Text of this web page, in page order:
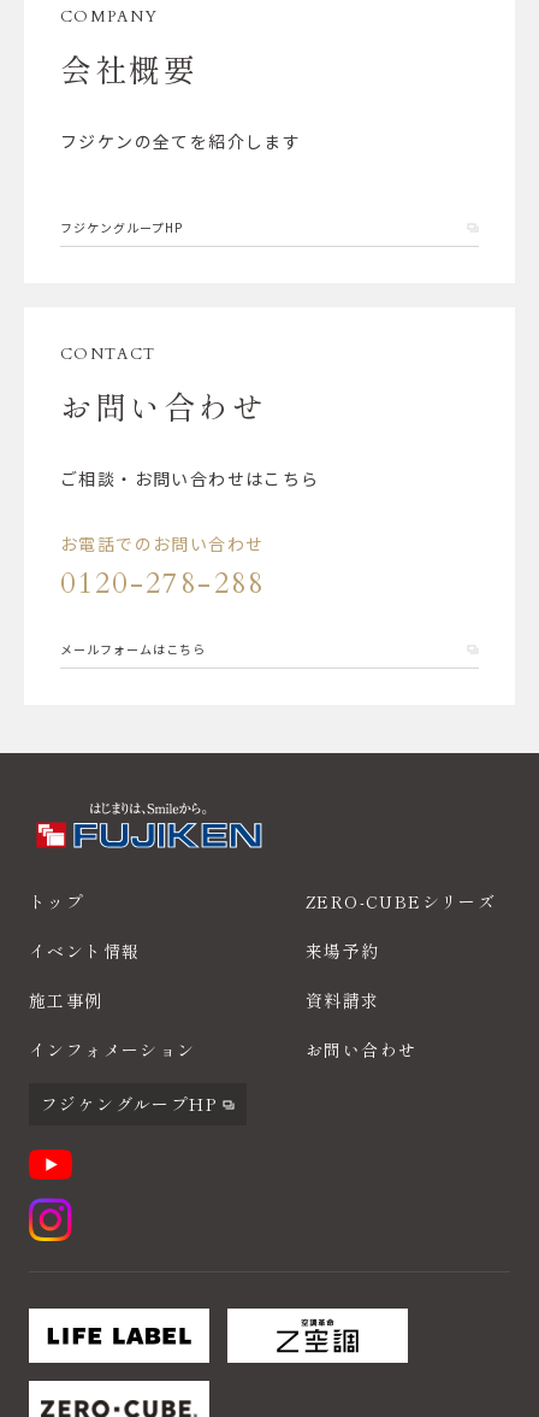
COMPANY
会社概要
フジケンの全てを紹介します
フジケングループHP
CONTACT
お問い合わせ
ご相談・お問い合わせはこちら
お電話でのお問い合わせ
0120-278-288
メールフォームはこちら
トップ
イベント情報
施工事例
インフォメーション
ZERO-CUBEシリーズ
来場予約
資料請求
お問い合わせ
フジケングループHP